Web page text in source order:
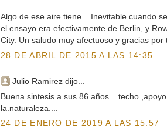
Algo de ese aire tiene... Inevitable cuando
el ensayo era efectivamente de Berlin, y
City. Un saludo muy afectuoso y gracias por
28 DE ABRIL DE 2015 A LAS 14:35
Julio Ramirez dijo...
Buena sintesis a sus 86 años ...techo
la.naturaleza....
24 DE ENERO DE 2019 A LAS 15:57